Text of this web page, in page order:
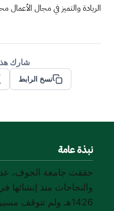
الريادة والتميز في مجال الأعمال
شارك
نسخ الرابط
نبذة عامة
حققت جامعة الجوف،
والنجاحات منذ إنشائها
1426هـ ولم تتوقف